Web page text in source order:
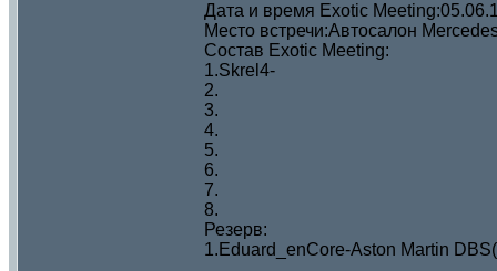
Дата и время Exotic
Место встречи:Автосалон
Состав Exotic Meeting:
1.Skrel4-
2.
3.
4.
5.
6.
7.
8.
Резерв:
1.Eduard_enCore-Aston Martin